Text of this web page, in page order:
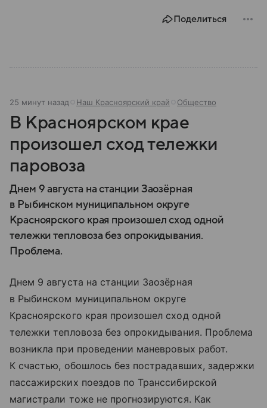
Поделиться
25 минут назад Наш Красноярский край Общество
В Красноярском крае
произошел сход тележки
паровоза
Днем 9 августа на станции Заозёрная
в Рыбинском муниципальном округе
Красноярского края произошел сход одной
тележки тепловоза без опрокидывания.
Проблема.
Днем 9 августа на станции Заозёрная
в Рыбинском муниципальном округе
Красноярского края произошел сход одной
тележки тепловоза без опрокидывания. Проблема
возникла при проведении маневровых работ.
К счастью, обошлось без пострадавших, задержки
пассажирских поездов по Транссибирской
магистрали тоже не прогнозируются. Как